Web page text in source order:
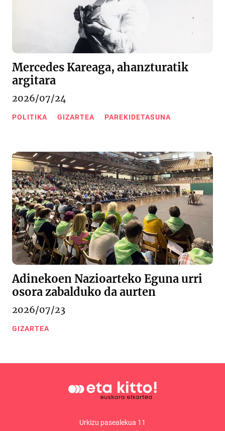
Mercedes Kareaga, ahanzturatik
argitara
2026/07/24
POLITIKA GIZARTEA PAREKIDETASUNA
Adinekoen Nazioarteko Eguna urri
osora zabalduko da aurten
2026/07/23
GIZARTEA
Urkizu pasealekua 11